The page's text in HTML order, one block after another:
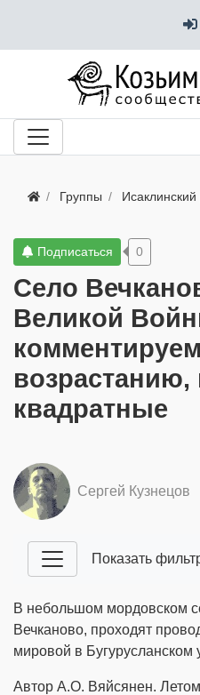
Группы
Село
Великой
возрастанию,
квадратные
Подписаться 0
Сергей Кузнецов
Показать
В небольшом мордовском
Вечканово, проходят
мировой в Бугурусланском
Автор А.О. Вяйсянен.